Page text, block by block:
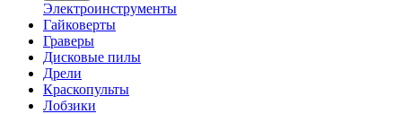
Электроинструменты
Гайковерты
Граверы
Дисковые пилы
Дрели
Краскопульты
Лобзики